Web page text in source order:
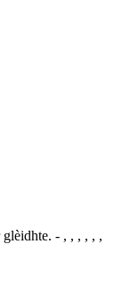
- , , , , , ,